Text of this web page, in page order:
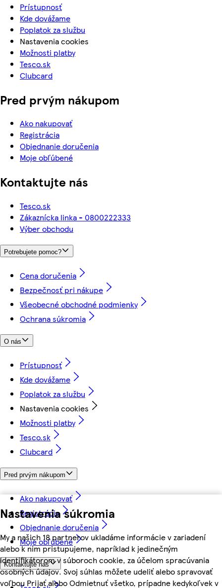
Nastavenia súkromia
My a našich 18 partnerov ukladáme informácie v zariadení
alebo k nim pristupujeme, napríklad k jedinečným
identifikátorom v súboroch cookie, za účelom spracúvania
osobných údajov. Svoj súhlas môžete udeliť alebo spravovať
voľbou Prijať alebo Odmietnuť všetko, prípadne kedykoľvek v
Prístupnosť
Kde dovážame
Poplatok za službu
Nastavenia cookies
Možnosti platby
Tesco.sk
Clubcard
Pred prvým nákupom
Ako nakupovať
Registrácia
Objednanie doručenia
Moje obľúbené
Kontaktujte nás
Tesco.sk
Zákaznícka linka - 0800222333
Výber obchodu
Potrebujete pomoc?
Cena doručenia
Bezpečnosť pri nákupe
Všeobecné obchodné podmienky
Ochrana súkromia
O nás
Prístupnosť
Kde dovážame
Poplatok za službu
Nastavenia cookies
Možnosti platby
Tesco.sk
Clubcard
Pred prvým nákupom
Ako nakupovať
Registrácia
Objednanie doručenia
Moje obľúbené
Kontaktujte nás